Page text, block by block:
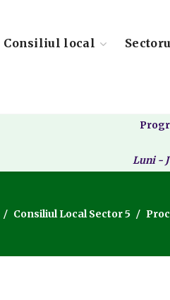
Consiliul local
Luni -
Consiliul Local Sector 5